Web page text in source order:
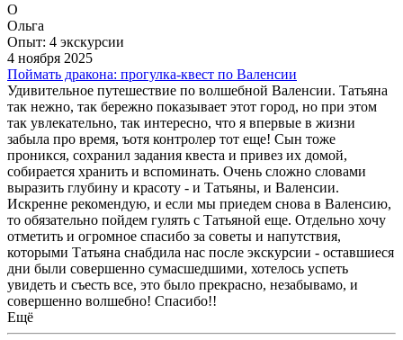
О
Ольга
Опыт: 4 экскурсии
4 ноября 2025
Поймать дракона: прогулка-квест по Валенсии
Удивительное путешествие по волшебной Валенсии. Татьяна
так нежно, так бережно показывает этот город, но при этом
так увлекательно, так интересно, что я впервые в жизни
забыла про время, ъотя контролер тот еще! Сын тоже
проникся, сохранил задания квеста и привез их домой,
собирается хранить и вспоминать. Очень сложно словами
выразить глубину и красоту - и Татьяны, и Валенсии.
Искренне рекомендую, и если мы приедем снова в Валенсию,
то обязательно пойдем гулять с Татьяной еще. Отдельно хочу
отметить и огромное спасибо за советы и напутствия,
которыми Татьяна снабдила нас после экскурсии - оставшиеся
дни были совершенно сумасшедшими, хотелось успеть
увидеть и съесть все, это было прекрасно, незабывамо, и
совершенно волшебно! Спасибо!!
Ещё